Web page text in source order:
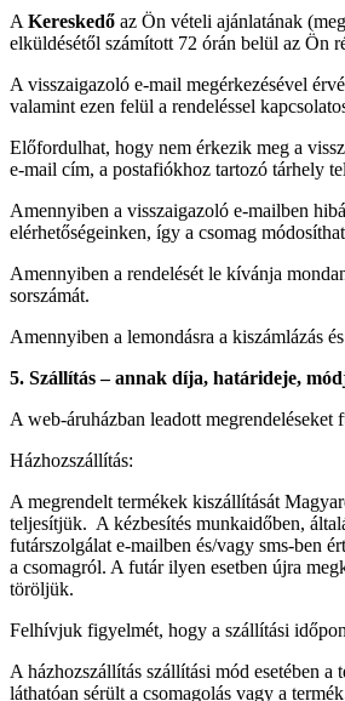
A Kereskedő az Ön vételi ajánlatának
elküldésétől számított 72 órán belül az Ön
A visszaigazoló e-mail megérkezésével
valamint ezen felül a rendeléssel
Előfordulhat, hogy nem érkezik meg a
e-mail cím, a postafiókhoz tartozó tárhely
Amennyiben a visszaigazoló e-mailben
elérhetőségeinken, így a csomag
Amennyiben a rendelését le kívánja
sorszámát.
Amennyiben a lemondásra a kiszámlázás
5. Szállítás – annak díja, határideje,
A web-áruházban leadott
Házhozszállítás:
A megrendelt termékek kiszállítását
teljesítjük. A kézbesítés munkaidőben,
futárszolgálat e-mailben és/vagy sms-ben
a csomagról. A futár ilyen esetben újra
töröljük.
Felhívjuk figyelmét, hogy a szállítási
A házhozszállítás szállítási mód esetében
láthatóan sérült a csomagolás vagy a